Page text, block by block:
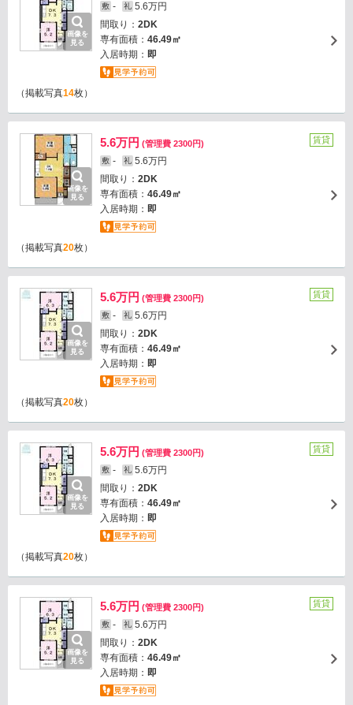
画像を
見る
敷 - 礼 5.6万円
間取り： 2DK
専有面積： 46.49㎡
入居時期： 即
（掲載写真14枚）
画像を
見る
5.6万円 (管理費 2300円)
敷 - 礼 5.6万円
間取り： 2DK
専有面積： 46.49㎡
入居時期： 即
賃貸
（掲載写真20枚）
画像を
見る
5.6万円 (管理費 2300円)
敷 - 礼 5.6万円
間取り： 2DK
専有面積： 46.49㎡
入居時期： 即
賃貸
（掲載写真20枚）
画像を
見る
5.6万円 (管理費 2300円)
敷 - 礼 5.6万円
間取り： 2DK
専有面積： 46.49㎡
入居時期： 即
賃貸
（掲載写真20枚）
画像を
見る
5.6万円 (管理費 2300円)
敷 - 礼 5.6万円
間取り： 2DK
専有面積： 46.49㎡
入居時期： 即
賃貸